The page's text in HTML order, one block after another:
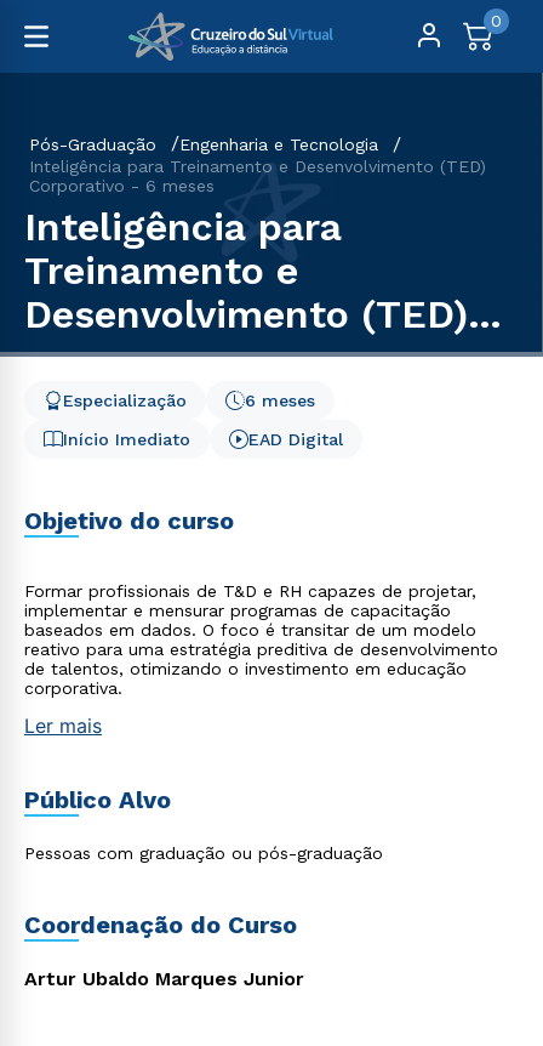
0
Pós-Graduação
Engenharia e Tecnologia
Inteligência para Treinamento e Desenvolvimento (TED)
Corporativo - 6 meses
Inteligência para
Treinamento e
Desenvolvimento (TED)
Corporativo - 6 meses
Início Imediato
6 meses
Especialização
EAD Digital
Objetivo do curso
Formar profissionais de T&D e RH capazes de projetar,
implementar e mensurar programas de capacitação
baseados em dados. O foco é transitar de um modelo
reativo para uma estratégia preditiva de desenvolvimento
de talentos, otimizando o investimento em educação
corporativa.
Ler mais
Público Alvo
Pessoas com graduação ou pós-graduação
Coordenação do Curso
Artur Ubaldo Marques Junior